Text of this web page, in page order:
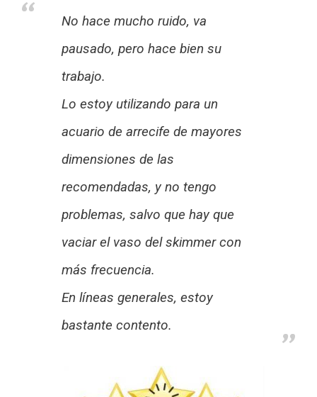
No hace mucho ruido, va
pausado, pero hace bien su
trabajo.
Lo estoy utilizando para un
acuario de arrecife de mayores
dimensiones de las
recomendadas, y no tengo
problemas, salvo que hay que
vaciar el vaso del skimmer con
más frecuencia.
En líneas generales, estoy
bastante contento.